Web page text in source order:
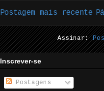
Postagem mais recente
Assinar:
Inscrever-se
Postagens